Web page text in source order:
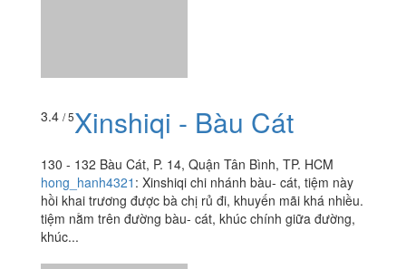
3.4 / 5Xinshiqi - Bàu Cát
130 - 132 Bàu Cát, P. 14, Quận Tân Bình, TP. HCM
hong_hanh4321 : Xinshiqi chi nhánh bàu- cát, tiệm này
hồi khai trương được bà chị rủ đi, khuyến mãi khá nhiều.
tiệm nằm trên đường bàu- cát, khúc chính giữa đường,
khúc...